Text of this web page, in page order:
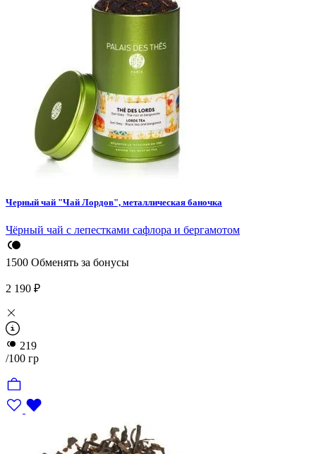
Черный чай "Чай Лордов", металлическая баночка
Чёрный чай с лепестками сафлора и бергамотом
1500 Обменять за бонусы
2 190 ₽
219
/100 гр